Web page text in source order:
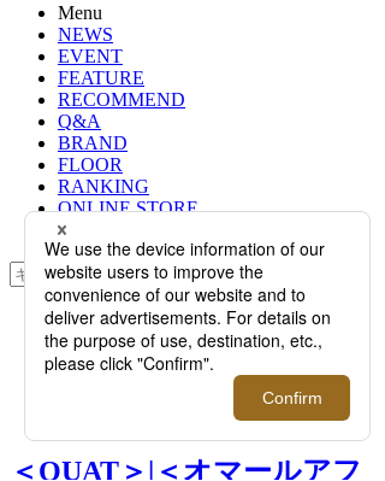
Menu
NEWS
EVENT
FEATURE
RECOMMEND
Q&A
BRAND
FLOOR
RANKING
ONLINE STORE
SERVICE
検索
TOP
PHOTO
＜OUAT＞|＜オマールアフリディ＞
とのコラボバッグのほか、完売必至
のカーディガンが今年も登場！
＜OUAT＞|＜オマールアフ